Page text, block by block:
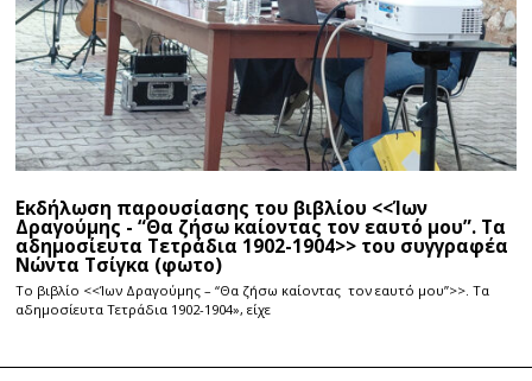
Εκδήλωση παρουσίασης του βιβλίου <<Ίων
Δραγούμης - “Θα ζήσω καίοντας τον εαυτό μου”. Τα
αδημοσίευτα Τετράδια 1902-1904>> του συγγραφέα
Νώντα Τσίγκα (φωτο)
Το βιβλίο <<Ίων Δραγούμης – “Θα ζήσω καίοντας τον εαυτό μου”>>. Τα
αδημοσίευτα Τετράδια 1902-1904», είχε